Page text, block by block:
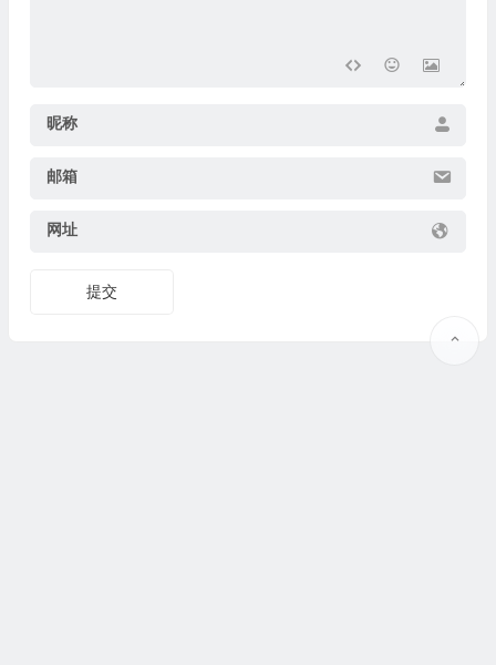
昵称
邮箱
网址
提交